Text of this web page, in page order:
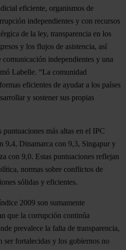
eficiente, organismos de
independientes y con recursos
de la ley, transparencia en los
y los flujos de asistencia, así
comunicación independientes y una
Labelle. “La comunidad
eficientes de ayudar a los países
y sostener sus propias
más altas en el IPC
9,4, Dinamarca con 9,3, Singapur y
con 9,0. Estas puntuaciones reflejan
normas sobre conflictos de
sólidas y eficientes.
2009 son sumamente
que la corrupción continúa
prevalece la falta de transparencia,
ser fortalecidas y los gobiernos no